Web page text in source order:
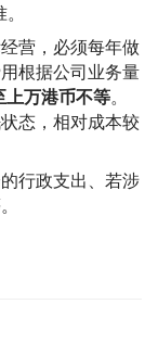
营，必须每年做
根据公司业务量
上万港币不等。
态，相对成本较
行政支出、若涉